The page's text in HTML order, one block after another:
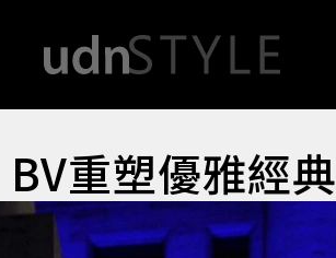
重塑優雅經典